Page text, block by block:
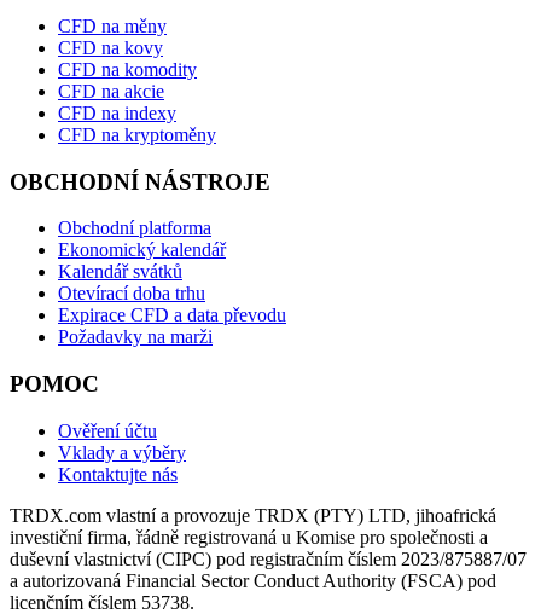
CFD na měny
CFD na kovy
CFD na komodity
CFD na akcie
CFD na indexy
CFD na kryptoměny
OBCHODNÍ NÁSTROJE
Obchodní platforma
Ekonomický kalendář
Kalendář svátků
Otevírací doba trhu
Expirace CFD a data převodu
Požadavky na marži
POMOC
Ověření účtu
Vklady a výběry
Kontaktujte nás
TRDX.com vlastní a provozuje TRDX (PTY) LTD, jihoafrická
investiční firma, řádně registrovaná u Komise pro společnosti a
duševní vlastnictví (CIPC) pod registračním číslem 2023/875887/07
a autorizovaná Financial Sector Conduct Authority (FSCA) pod
licenčním číslem 53738.